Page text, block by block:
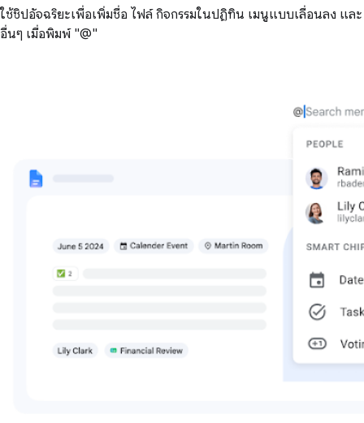
ใช้ชิปอัจฉริยะเพื่อเพิ่มชื่อ ไฟล์ กิจกรรมในปฏิทิน เมนูแบบเลื่อนลง และ
อื่นๆ เมื่อพิมพ์ "@"